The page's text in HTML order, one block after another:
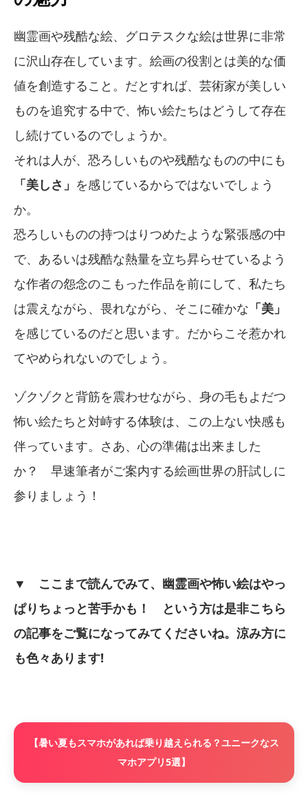
幽霊画や残酷な絵、グロテスクな絵は世界に非常
に沢山存在しています。絵画の役割とは美的な価
値を創造すること。だとすれば、芸術家が美しい
ものを追究する中で、怖い絵たちはどうして存在
し続けているのでしょうか。
それは人が、恐ろしいものや残酷なものの中にも
「美しさ」 を感じているからではないでしょう
か。
恐ろしいものの持つはりつめたような緊張感の中
で、あるいは残酷な熱量を立ち昇らせているよう
な作者の怨念のこもった作品を前にして、私たち
は震えながら、畏れながら、そこに確かな 「美」
を感じているのだと思います。だからこそ惹かれ
てやめられないのでしょう。
ゾクゾクと背筋を震わせながら、身の毛もよだつ
怖い絵たちと対峙する体験は、この上ない快感も
伴っています。さあ、心の準備は出来ました
か？ 早速筆者がご案内する絵画世界の肝試しに
参りましょう！
▼ ここまで読んでみて、幽霊画や怖い絵はやっ
ぱりちょっと苦手かも！ という方は是非こちら
の記事をご覧になってみてくださいね。涼み方に
も色々あります!
【暑い夏もスマホがあれば乗り越えられる？ユニークなス
マホアプリ5選】